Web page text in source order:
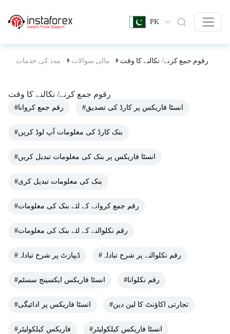
PK
مدد کی خدمات مالی سوالات رقوم جمع کرنے/ نکالنے کا وقت
رقوم جمع کرنے/ نکالنے کا وقت
#رقم جمع کروانا #انسٹا فاریکس پر کارڈ کی تصدیق
#بنک کارڈ کی معلومات آپ لوڈ کریں
#انسٹا فاریکس پر بنک کی معلومات تبدیل کریں
#بنک کی معلومات تبدیل کری
#رقم جمع کروانے کے لئے بنک کی معلومات
#رقم نکلوالنے کے لئے بنک کی معلومات
#ڈیپازٹ پر شرخ تبادلہ #رقم نکلوالنے پر شرح تبادلہ
#انسٹا فاریکس ایکسینج سسٹم #رقم نکلوانا
#انسٹا فاریکس پر ادائیگی #تجارتی اکاؤنٹ کا لین دین
#فاریکس کیلکولیٹر #انسٹا فاریکس کیلکولیٹر